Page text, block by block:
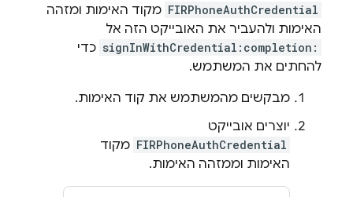
FIRPhoneAuthCredential מקוד האימות ומזהה
האימות ולהעביר את האובייקט הזה אל
signInWithCredential:completion: כדי
להחתים את המשתמש.
מבקשים מהמשתמש את קוד האימות.
יוצרים אובייקט
FIRPhoneAuthCredential מקוד
האימות וממזהה האימות.